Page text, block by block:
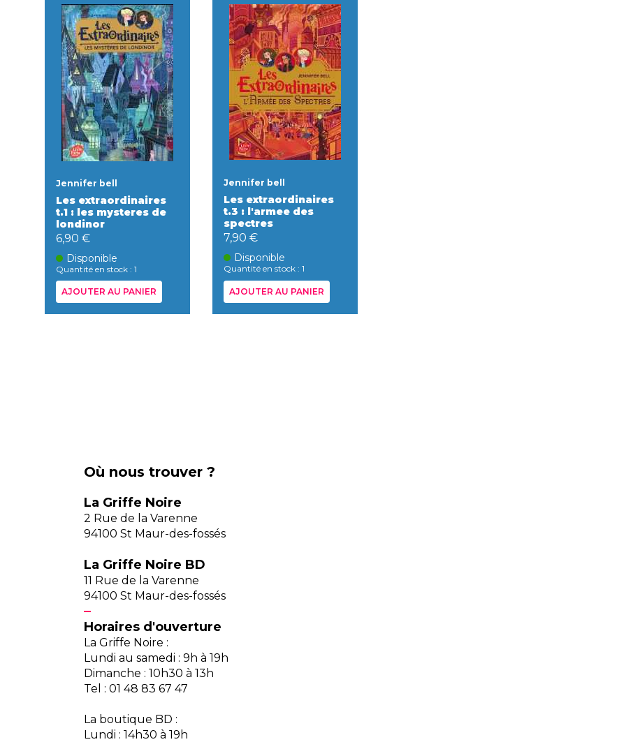
Jennifer bell
Les extraordinaires
t.1 : les mysteres de
londinor
6,90 €
Disponible
Quantité en stock : 1
AJOUTER AU PANIER
Jennifer bell
Les extraordinaires
t.3 : l'armee des
spectres
7,90 €
Disponible
Quantité en stock : 1
AJOUTER AU PANIER
Où nous trouver ?
La Griffe Noire
2 Rue de la Varenne
94100 St Maur-des-fossés
La Griffe Noire BD
11 Rue de la Varenne
94100 St Maur-des-fossés
Horaires d'ouverture
La Griffe Noire :
Lundi au samedi : 9h à 19h
Dimanche : 10h30 à 13h
Tel : 01 48 83 67 47
La boutique BD :
Lundi : 14h30 à 19h